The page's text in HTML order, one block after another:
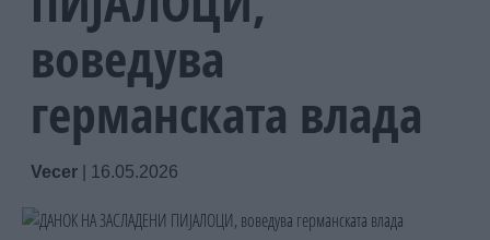
воведува
германската влада
Vecer 16.05.2026